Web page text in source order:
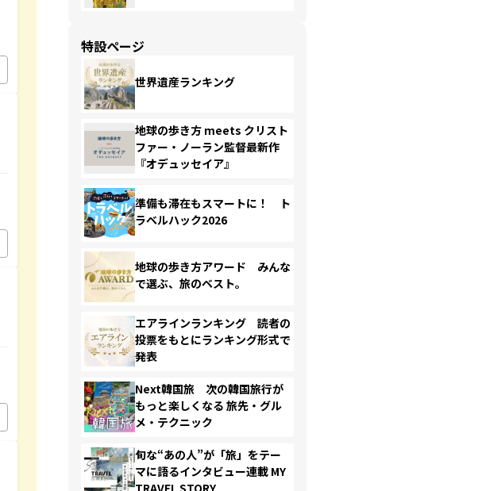
特設ページ
世界遺産ランキング
地球の歩き方 meets クリスト
ファー・ノーラン監督最新作
『オデュッセイア』
準備も滞在もスマートに！ ト
ラベルハック2026
地球の歩き方アワード みんな
で選ぶ、旅のベスト。
エアラインランキング 読者の
投票をもとにランキング形式で
発表
Next韓国旅 次の韓国旅行が
もっと楽しくなる 旅先・グル
メ・テクニック
旬な“あの人”が「旅」をテー
マに語るインタビュー連載 MY
TRAVEL STORY